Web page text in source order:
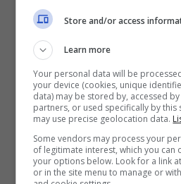
una tassa da 1 a 10
tipo di trasporto
Anche la capitale della
Barcellona, ha sofferto
di turisti, che si è
fine della pandemia di
Store and/or access
Learn more
Your personal data will be
your device (cookies, unique
data) may be stored by, accessed
partners, or used specifically by this
may use precise geolocation data.
Some vendors may process your
of legitimate interest, which you can
your options below. Look for a link
or in the site menu to manage or